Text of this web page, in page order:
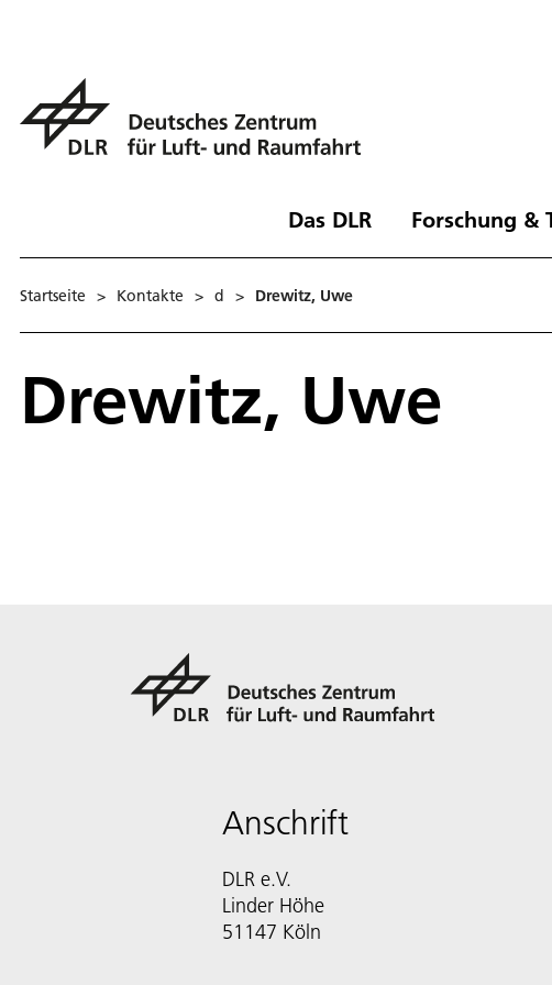
Das DLR Forschung &
Startseite > Kontakte > d > Drewitz, Uwe
Drewitz, Uwe
Anschrift
DLR e.V.
Linder Höhe
51147 Köln